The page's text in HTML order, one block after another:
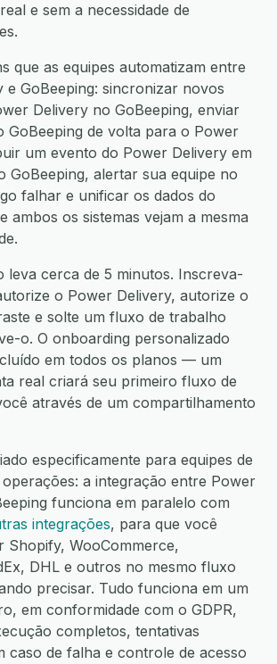
e sem a necessidade de
que as equipes automatizam entre
e GoBeeping: sincronizar novos
Delivery no GoBeeping, enviar
GoBeeping de volta para o Power
um evento do Power Delivery em
GoBeeping, alertar sua equipe no
falhar e unificar os dados do
ambos os sistemas vejam a mesma
leva cerca de 5 minutos. Inscreva-
o Power Delivery, autorize o
e solte um fluxo de trabalho
o. O onboarding personalizado
em todos os planos — um
real criará seu primeiro fluxo de
através de um compartilhamento
especificamente para equipes de
a integração entre Power
funciona em paralelo com
integrações, para que você
Shopify, WooCommerce,
DHL e outros no mesmo fluxo
precisar. Tudo funciona em um
em conformidade com o GDPR,
completos, tentativas
caso de falha e controle de acesso